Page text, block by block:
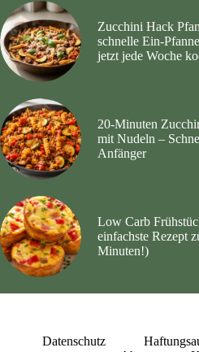
Zucchini Hack
schnelle Ein-
jetzt jede Woche
20‑Minuten
mit Nudeln –
Anfänger
Low Carb
einfachste Rezept
Minuten!)
Datenschutz